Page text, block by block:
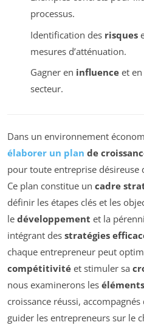
processus.
Identification des risques
mesures d’atténuation.
Gagner en influenceet en
secteur.
Dans un environnement
élaborer un plan de
pour toute entreprise désireuse
Ce plan constitue un cadre
définir les étapes clés et les
le développement et la
intégrant des stratégies
chaque entrepreneur peut
compétitivité et stimuler sa
nous examinerons les
croissance réussi,
guider les entrepreneurs sur le